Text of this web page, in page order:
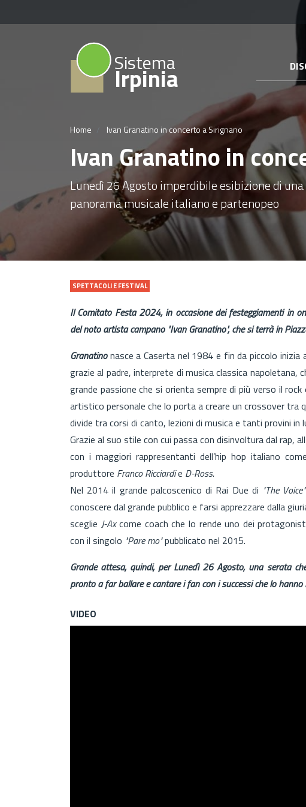
Sistema
Irpinia
Home Ivan Granatino in concerto a Sirignano
Ivan Granatino in
Lunedì 26 Agosto imperdibile esibizione di
panorama musicale italiano e partenopeo
SPETTACOLI E FESTIVAL
Il Comitato Festa 2024, in occasione dei festeggiamenti in
del noto artista campano "Ivan Granatino", che si terrà in
Granatinonasce a Caserta nel 1984 e fin da piccolo
grazie al padre, interprete di musica classica
grande passione che si orienta sempre di più verso il
artistico personale che lo porta a creare un crossover tra
divide tra corsi di canto, lezioni di musica e tanti provini in
Grazie al suo stile con cui passa con disinvoltura dal rap,
con i maggiori rappresentanti dell’hip hop italiano come
produttore Franco Ricciardie D-Ross.
Nel 2014 il grande palcoscenico di Rai Due di "The
conoscere dal grande pubblico e farsi apprezzare dalla
sceglie J-Axcome coach che lo rende uno dei
con il singolo "Pare mo"pubblicato nel 2015.
Grande attesa, quindi, per Lunedì 26 Agosto, una serata
pronto a far ballare e cantare i fan con i successi che lo hanno
VIDEO